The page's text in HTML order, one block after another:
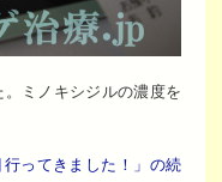
ミノキシジルの濃度を
行ってきました！」の続